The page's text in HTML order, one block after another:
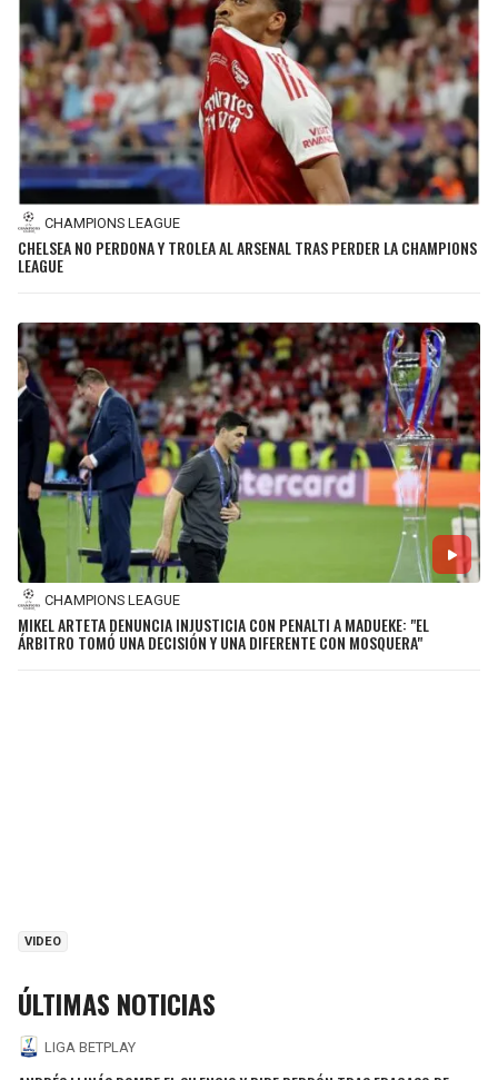
CHAMPIONS LEAGUE
CHELSEA NO PERDONA Y TROLEA AL ARSENAL TRAS PERDER LA CHAMPIONS
LEAGUE
CHAMPIONS LEAGUE
MIKEL ARTETA DENUNCIA INJUSTICIA CON PENALTI A MADUEKE: "EL
ÁRBITRO TOMÓ UNA DECISIÓN Y UNA DIFERENTE CON MOSQUERA"
VIDEO
ÚLTIMAS NOTICIAS
LIGA BETPLAY